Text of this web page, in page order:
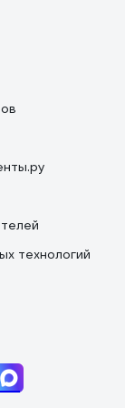
технологий